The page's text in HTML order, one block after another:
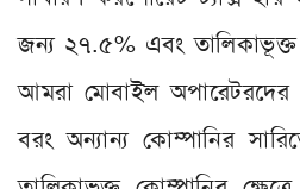
জন্য ২৭.৫% এবং
আমরা মোবাইল অপারেটরদের
বরং অন্যান্য কোম্পানির